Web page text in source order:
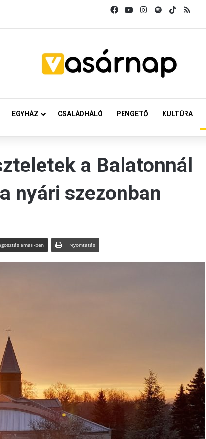
FacebookYouTubeInstagram
SpotifyTikTok
EGYHÁZ CSALÁDHÁLÓ PENGETŐ KULTÚRA
a Balatonnál
nyári szezonban
email-ben Nyomtatás